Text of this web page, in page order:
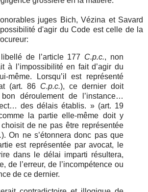
juges Bich, Vézina et Savard
d'agir du Code est celle de la
de l’article 177 C.p.c., non
à l’impossibilité en fait d’agir du
même. Lorsqu’il est représenté
(art. 86 C.p.c.), ce dernier doit
déroulement de l’instance…
des délais établis. » (art. 19
la partie elle-même doit y
de ne pas être représentée
). On ne s’étonnera donc pas que
est représentée par avocat, le
dans le délai imparti résultera,
de l’erreur, de l’incompétence ou
de ce dernier.